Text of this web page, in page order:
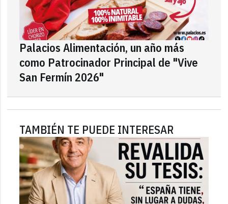
Palacios Alimentación, un año más
como Patrocinador Principal de "Vive
San Fermín 2026"
TAMBIÉN TE PUEDE INTERESAR